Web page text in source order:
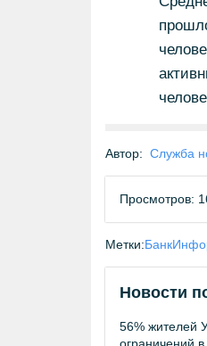
Автор: Служба
Просмотров:
Метки:
Новости
56% жителей